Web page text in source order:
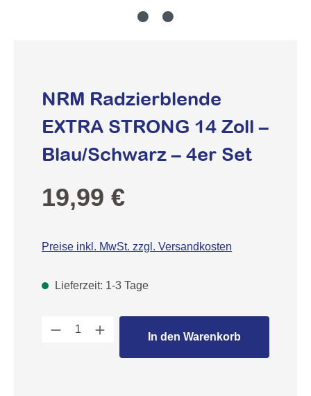
NRM Radzierblende
EXTRA STRONG 14 Zoll –
Blau/Schwarz – 4er Set
Regulärer Preis:
19,99 €
Preise inkl. MwSt. zzgl. Versandkosten
Lieferzeit: 1-3 Tage
Produkt Anzahl: Gib den
In den Warenkorb